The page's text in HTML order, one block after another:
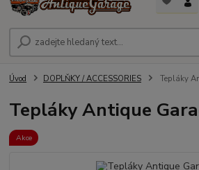
Úvod DOPLŇKY / ACCESSORIES Tepláky
Tepláky Antique
Akce